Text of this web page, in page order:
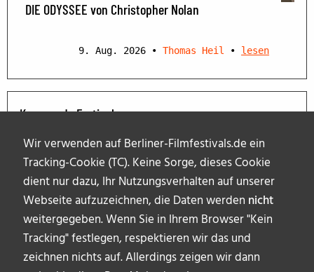
Wir verwenden auf Berliner-Filmfestivals.de ein
Tracking-Cookie (TC). Keine Sorge, dieses Cookie
dient nur dazu, Ihr Nutzungsverhalten auf unserer
Webseite aufzuzeichnen, die Daten werden nicht
weitergegeben. Wenn Sie in Ihrem Browser "Kein
Tracking" festlegen, respektieren wir das und
zeichnen nichts auf. Allerdings zeigen wir dann
DIE ODYSSEE von Christopher Nolan
9. Aug. 2026 • Thomas Heil • lesen
Kommende Festivals